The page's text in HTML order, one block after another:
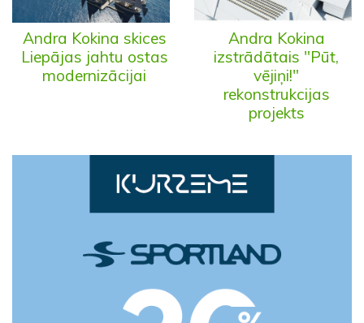
Andra Kokina skices
Liepājas jahtu ostas
modernizācijai
Andra Kokina
izstrādātais "Pūt,
vējiņi!"
rekonstrukcijas
projekts